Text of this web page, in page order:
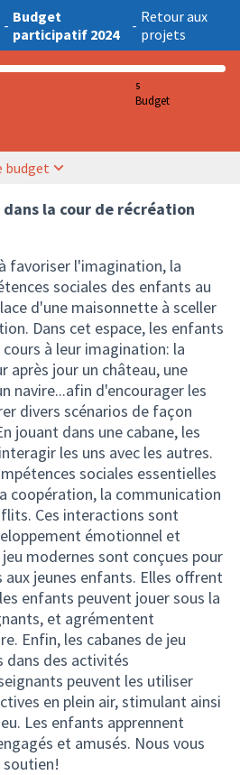
- Budget
participatif 2024
- Retour aux
projets
5
Budget
budget
la cour de récréation
favoriser l'imagination, la
sociales des enfants au
d'une maisonnette à sceller
Dans cet espace, les enfants
à leur imagination: la
après jour un château, une
navire...afin d'encourager les
divers scénarios de façon
jouant dans une cabane, les
les uns avec les autres.
sociales essentielles
coopération, la communication
Ces interactions sont
émotionnel et
modernes sont conçues pour
jeunes enfants. Elles offrent
enfants peuvent jouer sous la
et agrémentent
Enfin, les cabanes de jeu
dans des activités
peuvent les utiliser
en plein air, stimulant ainsi
Les enfants apprennent
et amusés. Nous vous